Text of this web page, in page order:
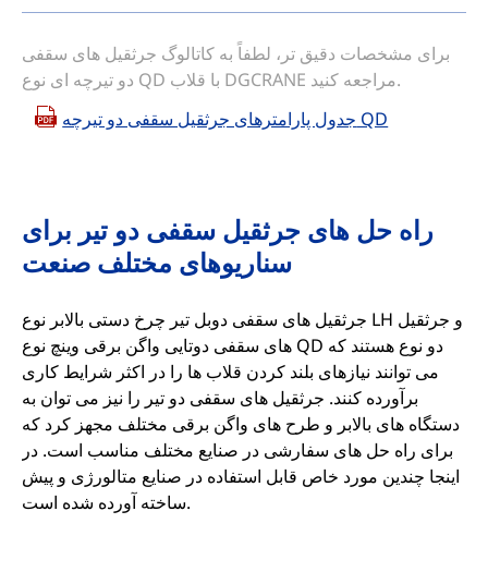
برای مشخصات دقیق تر، لطفاً به کاتالوگ جرثقیل های سقفی
دو تیرچه ای نوع QD با قلاب DGCRANE مراجعه کنید.
جدول پارامترهای جرثقیل سقفی دو تیرچه QD
راه حل های جرثقیل سقفی دو تیر برای
سناریوهای مختلف صنعت
جرثقیل های سقفی دوبل تیر چرخ دستی بالابر نوع LH و جرثقیل
های سقفی دوتایی واگن برقی وینچ نوع QD دو نوع هستند که
می توانند نیازهای بلند کردن قلاب ها را در اکثر شرایط کاری
برآورده کنند. جرثقیل های سقفی دو تیر را نیز می توان به
دستگاه های بالابر و طرح های واگن برقی مختلف مجهز کرد که
برای راه حل های سفارشی در صنایع مختلف مناسب است. در
اینجا چندین مورد خاص قابل استفاده در صنایع متالورژی و پیش
ساخته آورده شده است.